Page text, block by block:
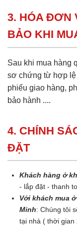
3. HÓA ĐƠN
BẢO KHI
Sau khi mua hàng
sơ chứng từ hợp lệ
phiếu giao hàng,
bảo hành ....
4. CHÍNH
ĐẶT
Khách hàng ở
- lắp đặt - thanh
Với khách mua
Minh: Chúng tôi
tại nhà ( thời gian